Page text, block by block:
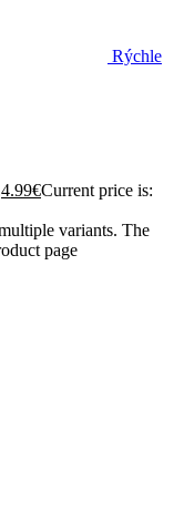
Rýchle
4.99€Current price is:
variants. The
page